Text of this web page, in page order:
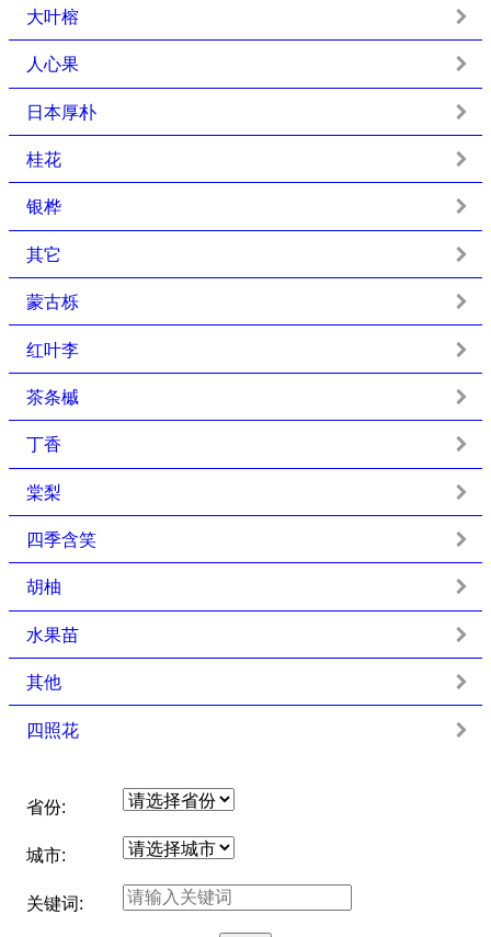
大叶榕
人心果
日本厚朴
桂花
银桦
其它
蒙古栎
红叶李
茶条槭
丁香
棠梨
四季含笑
胡柚
水果苗
其他
四照花
省份:
城市:
关键词: